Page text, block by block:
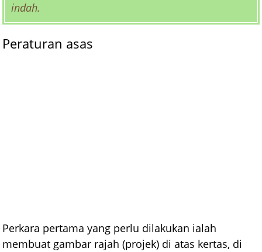
indah.
Peraturan asas
Perkara pertama yang perlu dilakukan ialah
membuat gambar rajah (projek) di atas kertas, di